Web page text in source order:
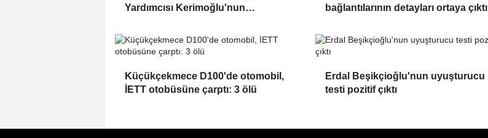
Yardımcısı Kerimoğlu'nun
bağlantılarının detayları ortaya çıktı
Küçükçekmece D100'de otomobil,
İETT otobüsüne çarptı: 3 ölü
Erdal Beşikçioğlu'nun uyuşturucu
testi pozitif çıktı